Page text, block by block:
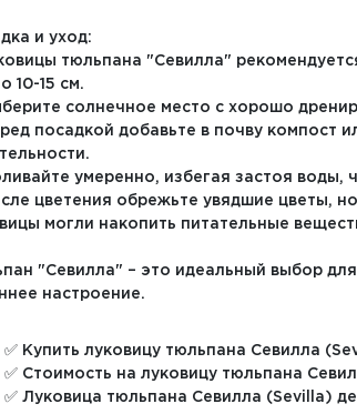
и уход:
тюльпана "Севилла"
10-15 см.
солнечное место с хорошо
посадкой добавьте в почву компост
умеренно, избегая застоя воды,
цветения обрежьте увядшие цветы,
могли накопить питательные
"Севилла" – это идеальный выбор
настроение.
✅ Купить луковицу тюльпана Севилла
✅ Стоимость на луковицу тюльпана
✅ Луковица тюльпана Севилла (Sevilla)